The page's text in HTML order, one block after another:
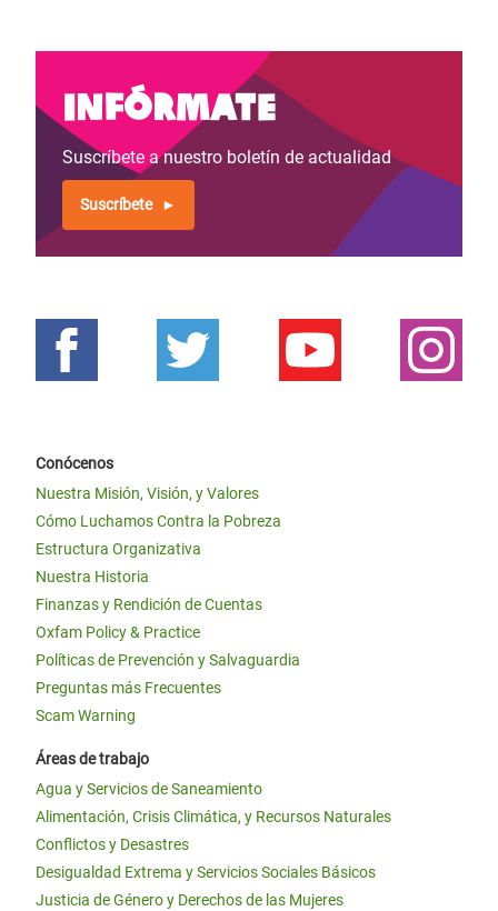
Infórmate
Suscríbete a nuestro boletín de actualidad
Suscríbete
Conócenos
Nuestra Misión, Visión, y Valores
Cómo Luchamos Contra la Pobreza
Estructura Organizativa
Nuestra Historia
Finanzas y Rendición de Cuentas
Oxfam Policy & Practice
Políticas de Prevención y Salvaguardia
Preguntas más Frecuentes
Scam Warning
Áreas de trabajo
Agua y Servicios de Saneamiento
Alimentación, Crisis Climática, y Recursos Naturales
Conflictos y Desastres
Desigualdad Extrema y Servicios Sociales Básicos
Justicia de Género y Derechos de las Mujeres